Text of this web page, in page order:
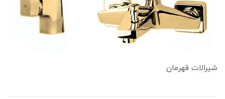
شیرالات قهرمان